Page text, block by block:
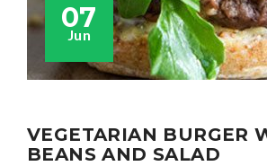
07
Jun
VEGETARIAN BURGER
BEANS AND SALAD